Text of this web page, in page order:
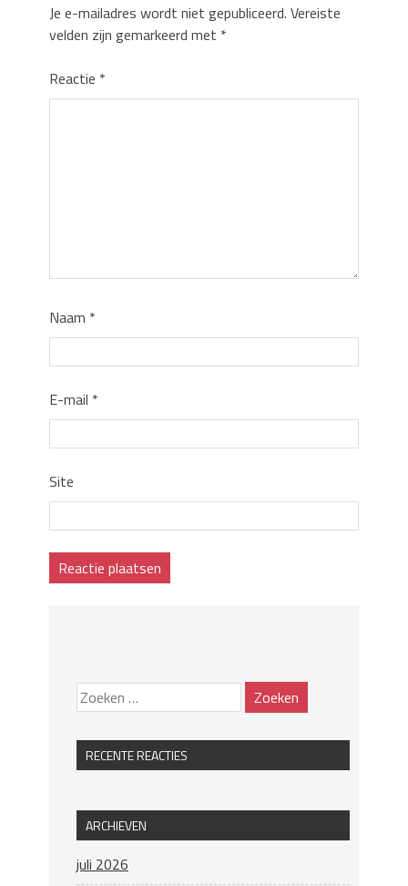
Je e-mailadres wordt niet gepubliceerd. Vereiste
velden zijn gemarkeerd met *
Reactie *
Naam *
E-mail *
Site
RECENTE REACTIES
ARCHIEVEN
juli 2026